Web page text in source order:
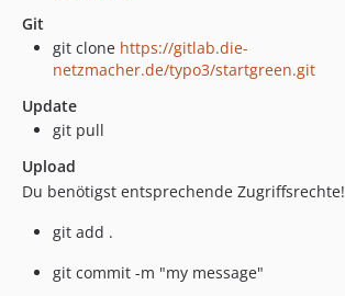
4.2.3
4.2.2
4.2.1
4.0.20
4.0.19
4.0.17
4.0.16
dev-5267_offcanvas_ifempty
dev-6238_rootpage_and_ifempty
Git
git clone https://gitlab.die-
netzmacher.de/typo3/startgreen.git
Update
git pull
Upload
Du benötigst entsprechende Zugriffsrechte!
git add .
git commit -m "my message"